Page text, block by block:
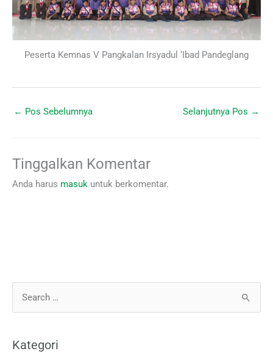
Peserta Kemnas V Pangkalan Irsyadul ‘Ibad Pandeglang
← Pos Sebelumnya Selanjutnya Pos →
Tinggalkan Komentar
Anda harus masuk untuk berkomentar.
i
Kategori